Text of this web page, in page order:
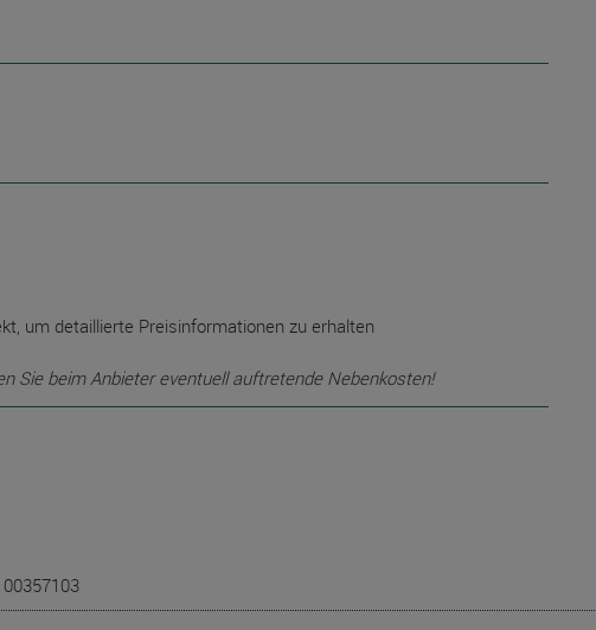
um detaillierte Preisinformationen zu erhalten
Sie beim Anbieter eventuell auftretende Nebenkosten!